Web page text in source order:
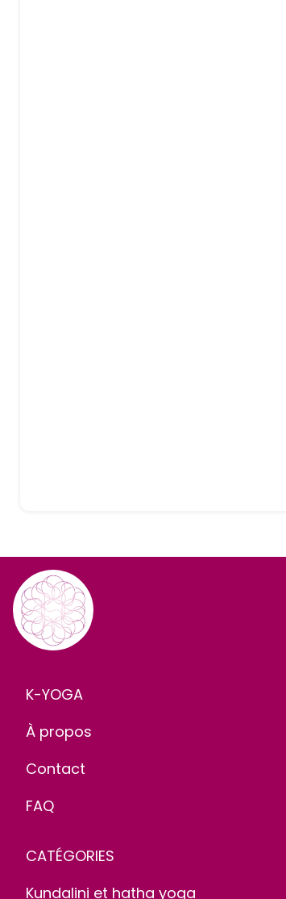
K-YOGA
À propos
Contact
FAQ
CATÉGORIES
Kundalini et hatha yoga